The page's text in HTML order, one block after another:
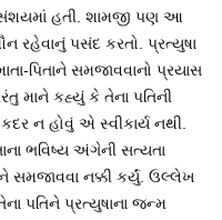
હતી. શામજી પણ આ
રહેવાનું પસંદ કરતો. પ્રત્યુષા
પિતાને સમજાવવાનો પ્રયાસ
માને કહ્યું કે તેના પતિની
ન હોવું એ સ્વીકાર્ય નથી.
ભવિષ્ય અંગેની સત્યતા
સમજાવવા નક્કી કર્યું. ઉલ્લેખ
પતિને પ્રત્યુષાના જન્મ